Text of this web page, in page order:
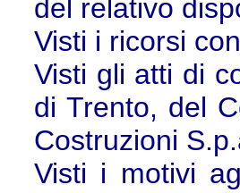
del relativo
Visti i ricorsi
Visti gli atti di
di Trento, del
Costruzioni
Visti i motivi